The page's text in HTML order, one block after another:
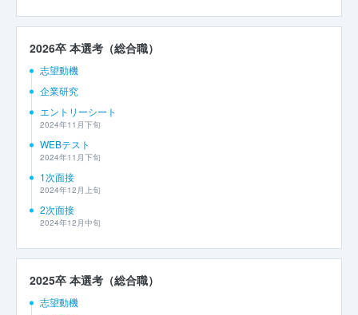
2026卒 本選考（総合職）
志望動機
企業研究
エントリーシート
2024年11月下旬
WEBテスト
2024年11月下旬
1次面接
2024年12月上旬
2次面接
2024年12月中旬
2025卒 本選考（総合職）
志望動機